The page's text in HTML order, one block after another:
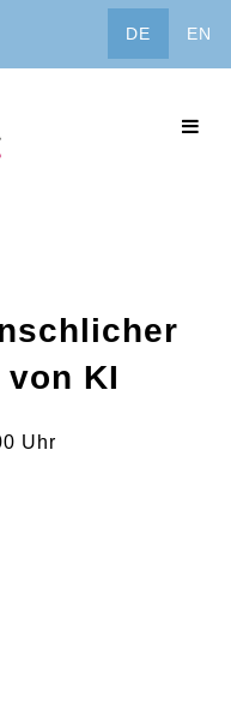
DE EN
KI
Uhr